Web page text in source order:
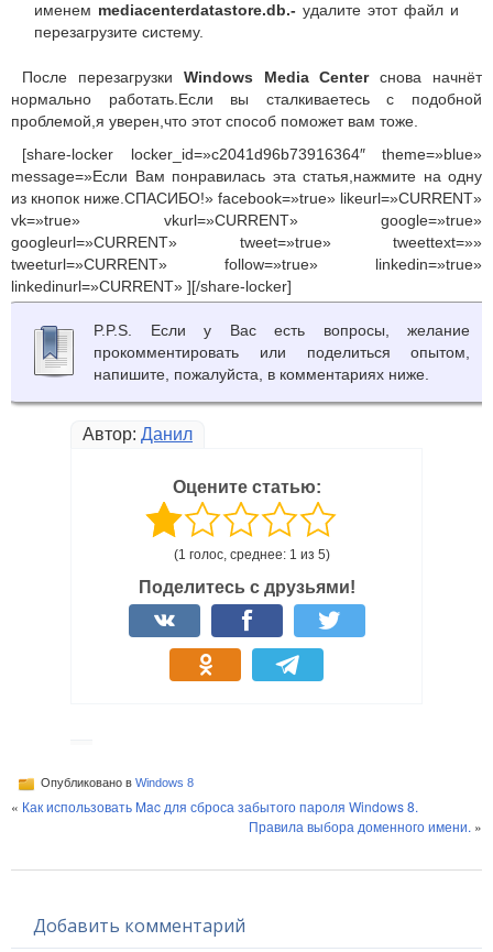
именем mediacenterdatastore.db.- удалите этот файл и
перезагрузите систему.
После перезагрузки Windows Media Centerснова начнёт
нормально работать.Если вы сталкиваетесь с подобной
проблемой,я уверен,что этот способ поможет вам тоже.
[share-locker locker_id=»c2041d96b73916364″ theme=»blue»
message=»Если Вам понравилась эта статья,нажмите на одну
из кнопок ниже.СПАСИБО!» facebook=»true» likeurl=»CURRENT»
vk=»true» vkurl=»CURRENT» google=»true»
googleurl=»CURRENT» tweet=»true» tweettext=»»
tweeturl=»CURRENT» follow=»true» linkedin=»true»
linkedinurl=»CURRENT» ][/share-locker]
P.P.S. Если у Вас есть вопросы, желание
прокомментировать или поделиться опытом,
напишите, пожалуйста, в комментариях ниже.
Автор: Данил
Оцените статью:
(1 голос, среднее: 1 из 5)
Поделитесь с друзьями!
Опубликовано в Windows 8
« Как использовать Mac для сброса забытого пароля Windows 8.
Правила выбора доменного имени. »
Добавить комментарий